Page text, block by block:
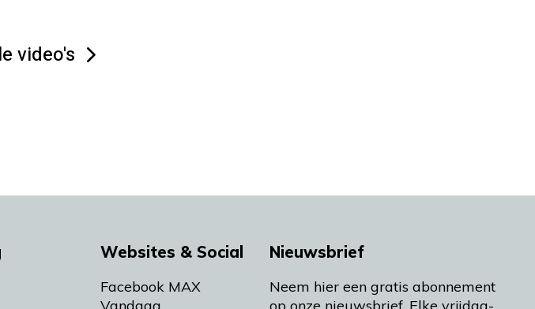
video's
Websites & Social
Facebook MAX
Nieuwsbrief
Neem hier een gratis abonnement